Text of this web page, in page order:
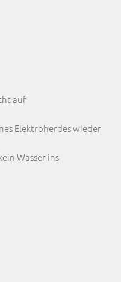
auf
Elektroherdes wieder
Wasser ins